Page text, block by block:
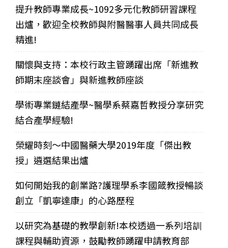
提升教師專業成長~1092多元化教師研習課程
出爐，歡迎全校教師與附醫醫事人員共同成長
精進!
關懷與支持：本校行政主管踴躍出席「新進教
師期末座談會」與新進教師座談
學術專業鏈結產學~醫學系蔡嘉哲教授分享研究
結合產學經驗!
榮耀時刻～中國醫藥大學2019年度「傑出教
授」遴選結果出爐
如何開始我的創業路?護理學系李國箴教授暢談
創立「凱寧達康」的心路歷程
以研究為基礎的教學創新!本校透過一系列培訓
課程與輔助資源，鼓勵教師踴躍申請教育部